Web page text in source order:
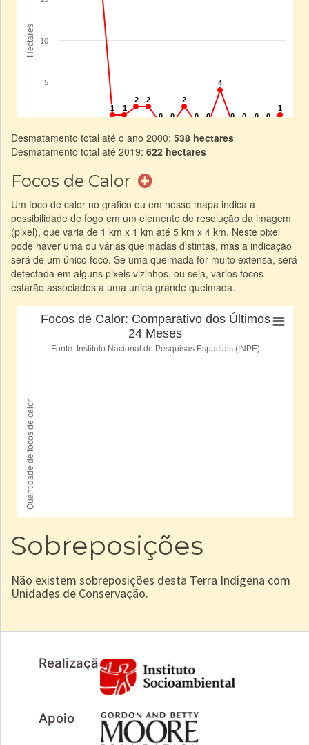
Desmatamento total até o ano 2000: 538 hectares
Desmatamento total até 2019: 622 hectares
Focos de Calor
Um foco de calor no gráfico ou em nosso mapa indica a
possibilidade de fogo em um elemento de resolução da imagem
(pixel), que varia de 1 km x 1 km até 5 km x 4 km. Neste pixel
pode haver uma ou várias queimadas distintas, mas a indicação
será de um único foco. Se uma queimada for muito extensa, será
detectada em alguns pixeis vizinhos, ou seja, vários focos
estarão associados a uma única grande queimada.
Sobreposições
Não existem sobreposições desta Terra Indígena com
Unidades de Conservação.